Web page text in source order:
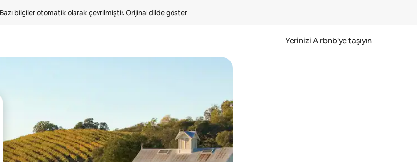
Bazı bilgiler otomatik olarak çevrilmiştir. Orijinal dilde göster
Yerinizi Airbnb'ye taşıyın